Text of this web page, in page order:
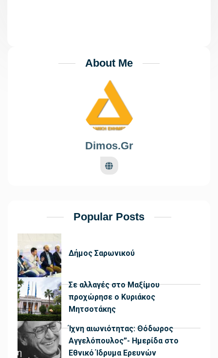
About Me
Dimos.gr
Popular Posts
Δήμος Σαρωνικού
Σε αλλαγές στο Μαξίμου
προχώρησε ο Κυριάκος
Μητσοτάκης
Ίχνη αιωνιότητας: Θόδωρος
Αγγελόπουλος”- Ημερίδα στο
Εθνικό Ίδρυμα Ερευνών